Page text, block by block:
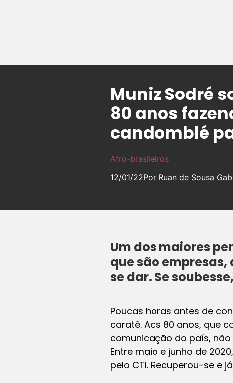
Muniz Sodré
80 anos
candomblé
Afro-brasileiros
12/01/22Por Ruan de Sousa
Um dos maiores
que são empresas,
se dar. Se
Poucas horas antes de
caratê. Aos 80 anos, que
comunicação do país,
Entre maio e junho de
pelo CTI. Recuperou-se e